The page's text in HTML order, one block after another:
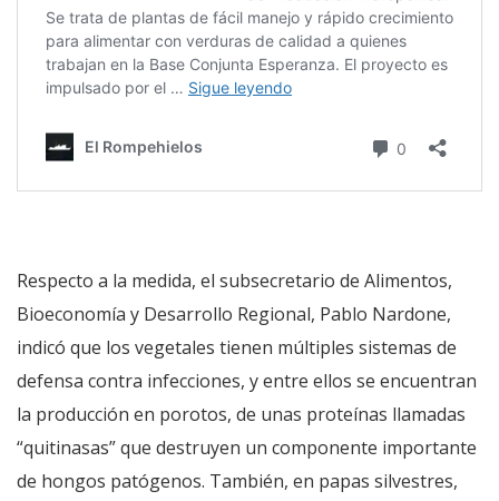
Respecto a la medida, el subsecretario de Alimentos,
Bioeconomía y Desarrollo Regional, Pablo Nardone,
indicó que los vegetales tienen múltiples sistemas de
defensa contra infecciones, y entre ellos se encuentran
la producción en porotos, de unas proteínas llamadas
“quitinasas” que destruyen un componente importante
de hongos patógenos. También, en papas silvestres,